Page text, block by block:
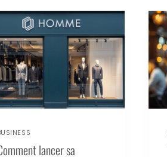
lancer sa